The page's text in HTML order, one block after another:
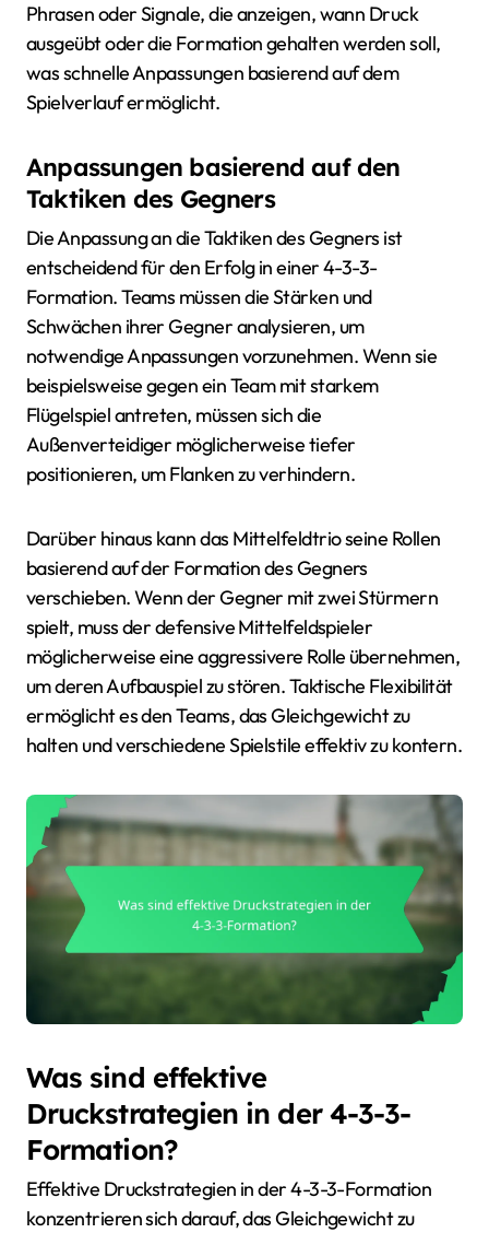
Phrasen oder Signale, die anzeigen, wann Druck
ausgeübt oder die Formation gehalten werden soll,
was schnelle Anpassungen basierend auf dem
Spielverlauf ermöglicht.
Anpassungen basierend auf den
Taktiken des Gegners
Die Anpassung an die Taktiken des Gegners ist
entscheidend für den Erfolg in einer 4-3-3-
Formation. Teams müssen die Stärken und
Schwächen ihrer Gegner analysieren, um
notwendige Anpassungen vorzunehmen. Wenn sie
beispielsweise gegen ein Team mit starkem
Flügelspiel antreten, müssen sich die
Außenverteidiger möglicherweise tiefer
positionieren, um Flanken zu verhindern.
Darüber hinaus kann das Mittelfeldtrio seine Rollen
basierend auf der Formation des Gegners
verschieben. Wenn der Gegner mit zwei Stürmern
spielt, muss der defensive Mittelfeldspieler
möglicherweise eine aggressivere Rolle übernehmen,
um deren Aufbauspiel zu stören. Taktische Flexibilität
ermöglicht es den Teams, das Gleichgewicht zu
halten und verschiedene Spielstile effektiv zu kontern.
Was sind effektive
Druckstrategien in der 4-3-3-
Formation?
Effektive Druckstrategien in der 4-3-3-Formation
konzentrieren sich darauf, das Gleichgewicht zu